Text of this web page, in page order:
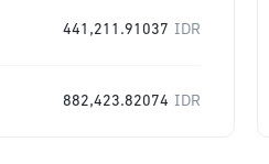
441,211.91037 IDR
882,423.82074 IDR